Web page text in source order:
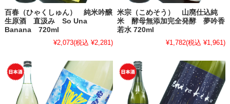
百春（ひゃくしゅん） 純米吟醸
生原酒 直汲み So Una
Banana 720ml
¥2,073(税込 ¥2,281)
米宗（こめそう） 山廃仕込純
米 酵母無添加完全発酵 夢吟香
若水 720ml
¥1,782(税込 ¥1,961)